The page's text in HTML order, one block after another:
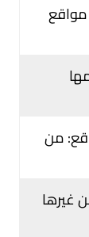
مواقع
من
غيرها